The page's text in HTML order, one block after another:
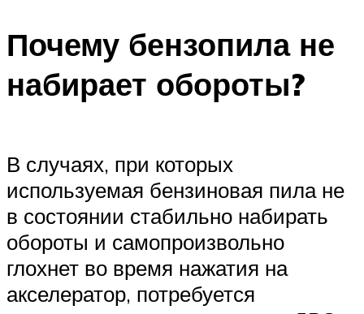
Почему бензопила не
набирает обороты?
В случаях, при которых
используемая бензиновая пила не
в состоянии стабильно набирать
обороты и самопроизвольно
глохнет во время нажатия на
акселератор, потребуется